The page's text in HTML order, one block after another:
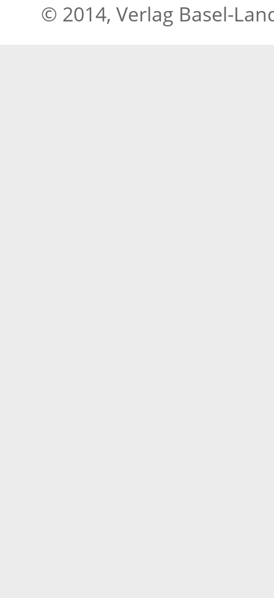
© 2014, Verlag Basel-